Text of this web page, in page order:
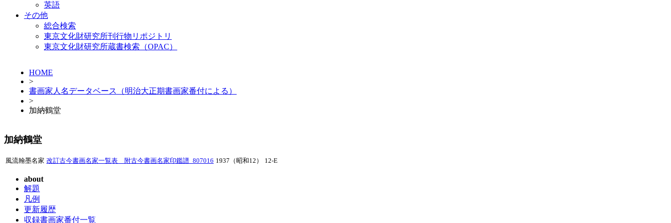
英語
その他
総合検索
東京文化財研究所刊行物リポジトリ
東京文化財研究所蔵書検索（OPAC）
HOME
>
書画家人名データベース（明治大正期書画家番付による）
>
加納鶴堂
加納鶴堂
風流翰墨名家 改訂古今書画名家一覧表 附古今書画名家印鑑譜_807016 1937（昭和12） 12-E
about
解題
凡例
更新履歴
収録書画家番付一覧